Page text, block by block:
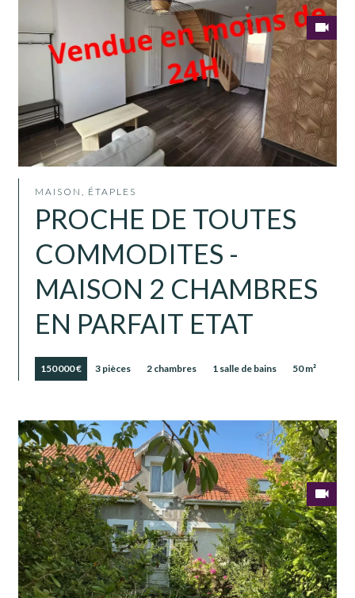
MAISON, ÉTAPLES
PROCHE DE TOUTES
COMMODITES -
MAISON 2 CHAMBRES
EN PARFAIT ETAT
150 000 € 3 pièces 2 chambres 1 salle de bains 50 m²